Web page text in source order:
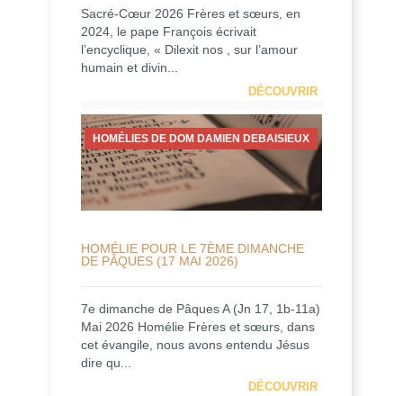
Sacré-Cœur 2026 Frères et sœurs, en
2024, le pape François écrivait
l’encyclique, « Dilexit nos , sur l’amour
humain et divin...
DÉCOUVRIR
HOMÉLIES DE DOM DAMIEN DEBAISIEUX
HOMÉLIE POUR LE 7ÈME DIMANCHE
DE PÂQUES (17 MAI 2026)
7e dimanche de Pâques A (Jn 17, 1b-11a)
Mai 2026 Homélie Frères et sœurs, dans
cet évangile, nous avons entendu Jésus
dire qu...
DÉCOUVRIR